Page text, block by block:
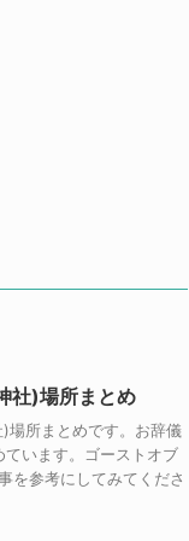
社)場所まとめ
所まとめです。お辞儀
います。ゴーストオブ
参考にしてみてくださ